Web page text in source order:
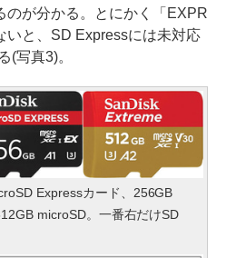
のが分かる。とにかく「EXPR
いと、SD Expressには未対応
(写真3)。
Expressカード、256GB
microSD。一番右だけSD